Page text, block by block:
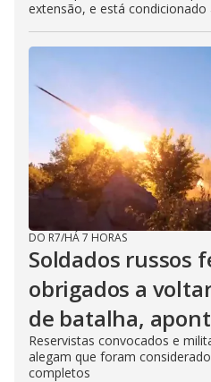
extensão, e está condicionado
DO R7/HÁ 7 HORAS
Soldados russos
obrigados a
de batalha,
Reservistas convocados e
alegam que foram
completos